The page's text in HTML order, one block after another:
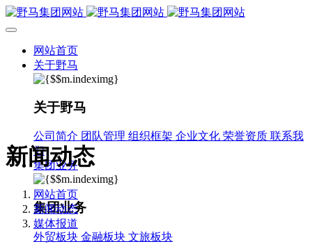
网站首页
关于野马
关于野马
公司简介 团队管理 组织框架 企业文化 荣誉资质 联系我
们
集团业务
集团业务
外贸板块 金融板块 文旅板块
新闻动态
网站首页
新闻动态
媒体报道